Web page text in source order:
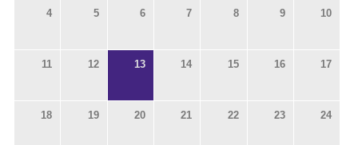
4 5 6 7 8 9 10
11 12 13 14 15 16 17
18 19 20 21 22 23 24